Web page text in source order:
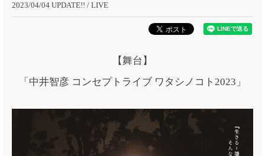
2023/04/04 UPDATE!! / LIVE
【舞台】
「中井智彦 コンセプトライブ ワタシノコト2023」